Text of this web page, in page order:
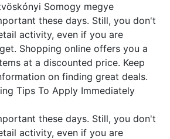
Somogy megye
these days. Still, you don't
activity, even if you are
Shopping online offers you a
at a discounted price. Keep
on finding great deals.
Tips To Apply Immediately
these days. Still, you don't
activity, even if you are